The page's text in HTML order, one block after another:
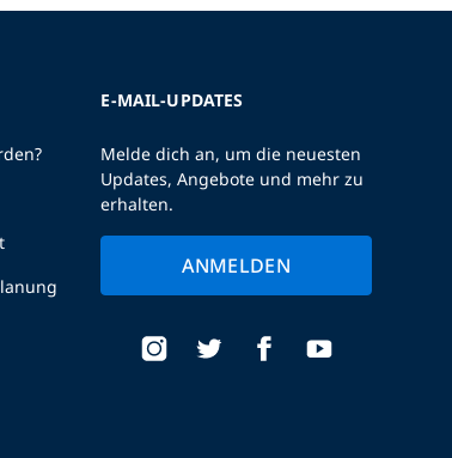
E-MAIL-UPDATES
Melde dich an, um die neuesten
Updates, Angebote und mehr zu
erhalten.
ANMELDEN